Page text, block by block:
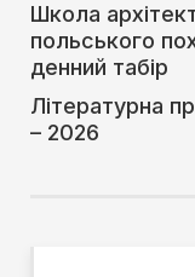
Школа
польського
денний табір
Літературна
– 2026